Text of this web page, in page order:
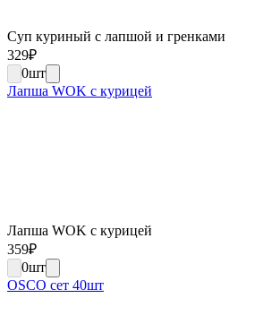
Суп куриный с лапшой и гренками
329₽
0шт
Лапша WOK c курицей
Лапша WOK c курицей
359₽
0шт
OSCO сет 40шт